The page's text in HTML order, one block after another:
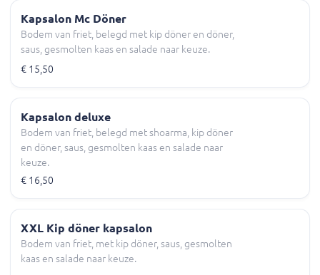
Kapsalon Mc Döner
Bodem van friet, belegd met kip döner en döner,
saus, gesmolten kaas en salade naar keuze.
€ 15,50
Kapsalon deluxe
Bodem van friet, belegd met shoarma, kip döner
en döner, saus, gesmolten kaas en salade naar
keuze.
€ 16,50
XXL Kip döner kapsalon
Bodem van friet, met kip döner, saus, gesmolten
kaas en salade naar keuze.